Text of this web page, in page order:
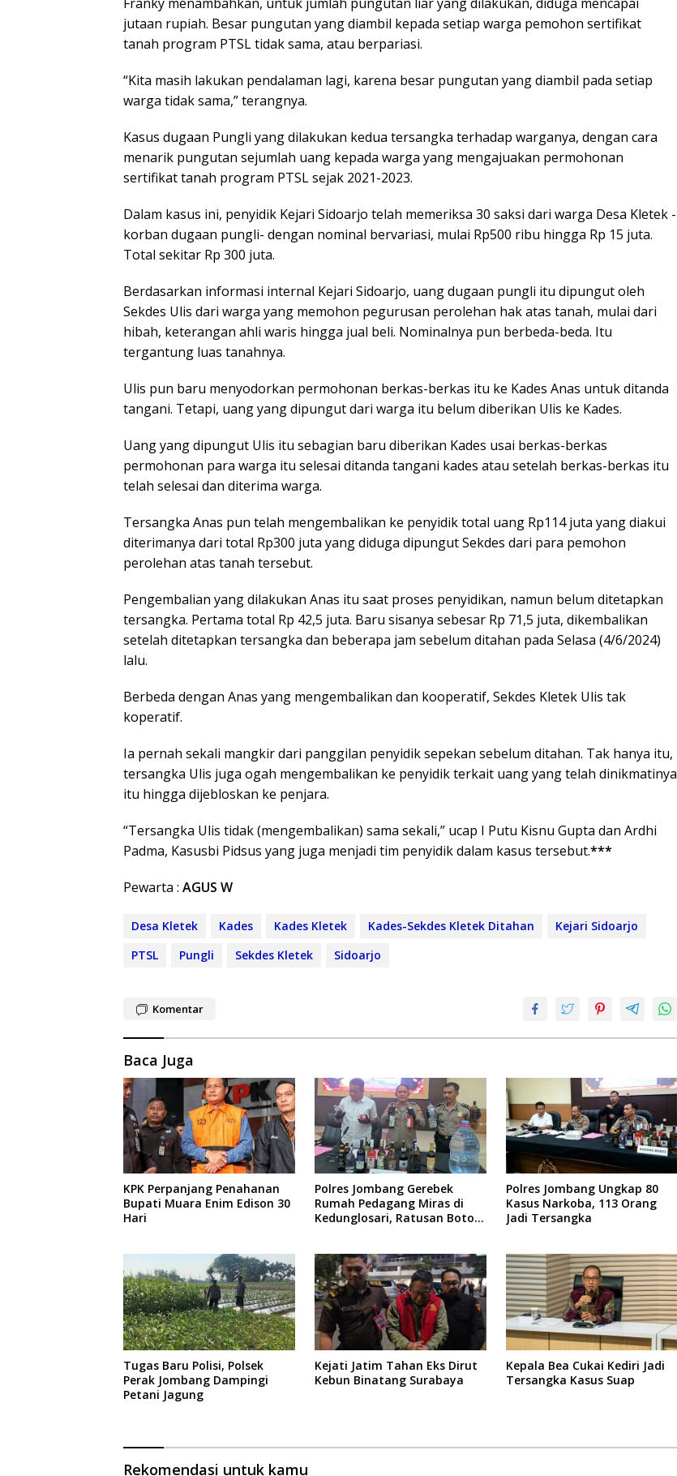
jutaan rupiah. Besar pungutan yang diambil kepada setiap warga pemohon sertifikat
tanah program PTSL tidak sama, atau berpariasi.
“Kita masih lakukan pendalaman lagi, karena besar pungutan yang diambil pada setiap
warga tidak sama,” terangnya.
Kasus dugaan Pungli yang dilakukan kedua tersangka terhadap warganya, dengan cara
menarik pungutan sejumlah uang kepada warga yang mengajuakan permohonan
sertifikat tanah program PTSL sejak 2021-2023.
Dalam kasus ini, penyidik Kejari Sidoarjo telah memeriksa 30 saksi dari warga Desa Kletek -
korban dugaan pungli- dengan nominal bervariasi, mulai Rp500 ribu hingga Rp 15 juta.
Total sekitar Rp 300 juta.
Berdasarkan informasi internal Kejari Sidoarjo, uang dugaan pungli itu dipungut oleh
Sekdes Ulis dari warga yang memohon pegurusan perolehan hak atas tanah, mulai dari
hibah, keterangan ahli waris hingga jual beli. Nominalnya pun berbeda-beda. Itu
tergantung luas tanahnya.
Ulis pun baru menyodorkan permohonan berkas-berkas itu ke Kades Anas untuk ditanda
tangani. Tetapi, uang yang dipungut dari warga itu belum diberikan Ulis ke Kades.
Uang yang dipungut Ulis itu sebagian baru diberikan Kades usai berkas-berkas
permohonan para warga itu selesai ditanda tangani kades atau setelah berkas-berkas itu
telah selesai dan diterima warga.
Tersangka Anas pun telah mengembalikan ke penyidik total uang Rp114 juta yang diakui
diterimanya dari total Rp300 juta yang diduga dipungut Sekdes dari para pemohon
perolehan atas tanah tersebut.
Pengembalian yang dilakukan Anas itu saat proses penyidikan, namun belum ditetapkan
tersangka. Pertama total Rp 42,5 juta. Baru sisanya sebesar Rp 71,5 juta, dikembalikan
setelah ditetapkan tersangka dan beberapa jam sebelum ditahan pada Selasa (4/6/2024)
lalu.
Berbeda dengan Anas yang mengembalikan dan kooperatif, Sekdes Kletek Ulis tak
koperatif.
Ia pernah sekali mangkir dari panggilan penyidik sepekan sebelum ditahan. Tak hanya itu,
tersangka Ulis juga ogah mengembalikan ke penyidik terkait uang yang telah dinikmatinya
itu hingga dijebloskan ke penjara.
“Tersangka Ulis tidak (mengembalikan) sama sekali,” ucap I Putu Kisnu Gupta dan Ardhi
Padma, Kasusbi Pidsus yang juga menjadi tim penyidik dalam kasus tersebut.***
Pewarta : AGUS W
Desa Kletek Kades Kades Kletek Kades-Sekdes Kletek Ditahan
Kejari Sidoarjo
PTSL
Pungli Sekdes Kletek Sidoarjo
Komentar
Baca Juga
KPK Perpanjang Penahanan
Bupati Muara Enim Edison 30
Hari
Polres Jombang Gerebek
Rumah Pedagang Miras di
Kedunglosari, Ratusan Botol
Polres Jombang Ungkap 80
Kasus Narkoba, 113 Orang
Jadi Tersangka
Tugas Baru Polisi, Polsek
Perak Jombang Dampingi
Petani Jagung
Kejati Jatim Tahan Eks Dirut
Kebun Binatang Surabaya
Kepala Bea Cukai Kediri Jadi
Tersangka Kasus Suap
Rekomendasi untuk kamu